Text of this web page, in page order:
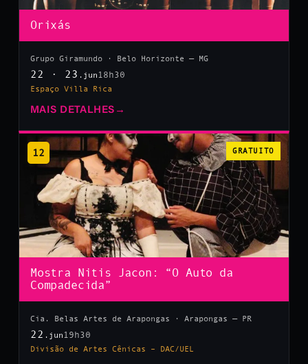
Orixás
Grupo Giramundo · Belo Horizonte — MG
22 · 23 .jun 18h30
Espaço Villa Rica
MAIS DETALHES →
12 GRATUITO
Mostra Nitis Jacon: “O Auto da
Compadecida”
Cia. Belas Artes de Arapongas · Arapongas — PR
22 .jun 19h30
Divisão de Artes Cênicas – DAC/UEL